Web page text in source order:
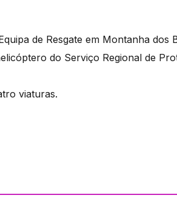
de Resgate em Montanha dos
do Serviço Regional de
viaturas.